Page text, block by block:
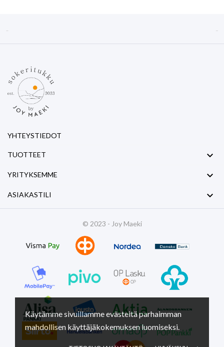
Käytämme sivuillamme evästeitä parhaimman
mahdollisen käyttäjäkokemuksen luomiseksi.
 
YHTEYSTIEDOT
TUOTTEET 
YRITYKSEMME 
ASIAKASTILI 
© 2023 - Joy Maeki